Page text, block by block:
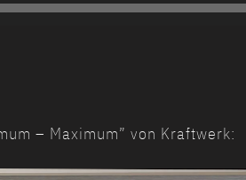
– Maximum” von Kraftwerk: